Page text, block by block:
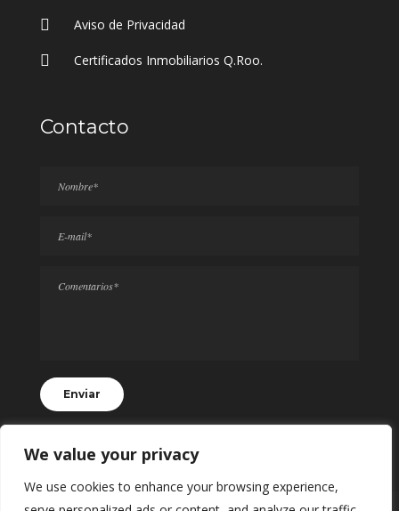
We value your privacy
We use cookies to enhance your browsing experience,
Aviso de Privacidad
Certificados Inmobiliarios Q.Roo.
Contacto